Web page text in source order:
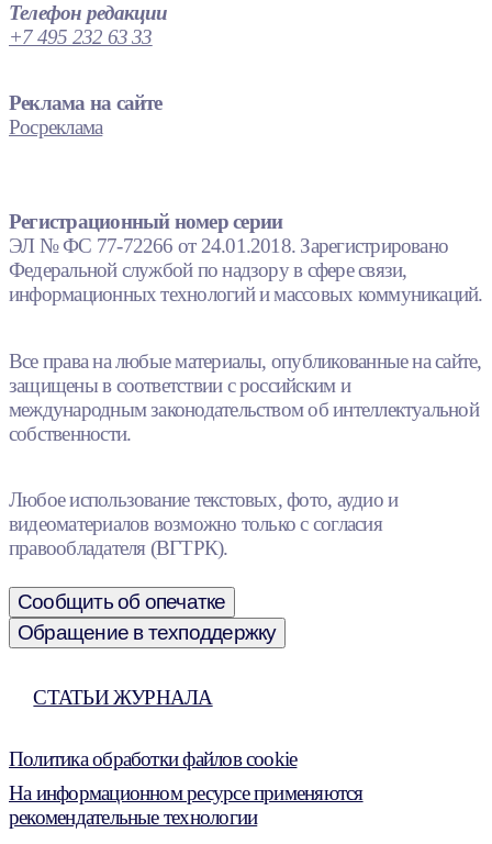
Телефон редакции
+7 495 232 63 33
Реклама на сайте
Росреклама
Регистрационный номер серии
ЭЛ № ФС 77-72266 от 24.01.2018. Зарегистрировано
Федеральной службой по надзору в сфере связи,
информационных технологий и массовых коммуникаций.
Все права на любые материалы, опубликованные на сайте,
защищены в соответствии с российским и
международным законодательством об интеллектуальной
собственности.
Любое использование текстовых, фото, аудио и
видеоматериалов возможно только с согласия
правообладателя (ВГТРК).
Сообщить об опечатке
Обращение в техподдержку
СТАТЬИ ЖУРНАЛА
Политика обработки файлов cookie
На информационном ресурсе применяются
рекомендательные технологии